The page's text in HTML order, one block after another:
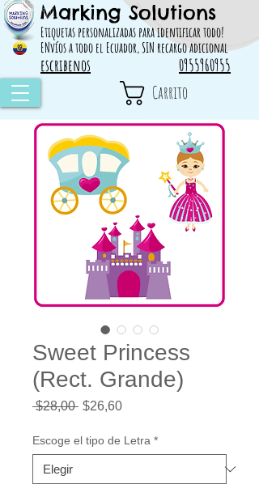
Marking Solutions
Etiquetas personalizadas para identificar todo!
ENvíos a todo el Ecuador, SIN recargo adicional
314828 498717
escribenos 0955960955
Carrito
Sweet Princess
(Rect. Grande)
$28,00 Precio
$26,60Precio
oferta
Escoge el tipo de Letra *